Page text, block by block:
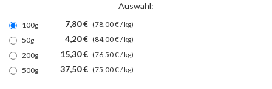
Auswahl:
100g 7,80 € (78,00 € / kg)
50g
4,20 € (84,00 € / kg)
200g
15,30 € (76,50 € / kg)
500g
37,50 € (75,00 € / kg)